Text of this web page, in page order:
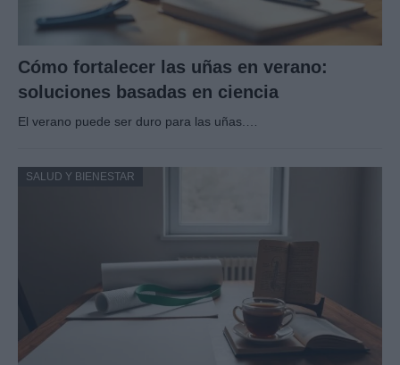
Cómo fortalecer las uñas en verano:
soluciones basadas en ciencia
El verano puede ser duro para las uñas.…
SALUD Y BIENESTAR